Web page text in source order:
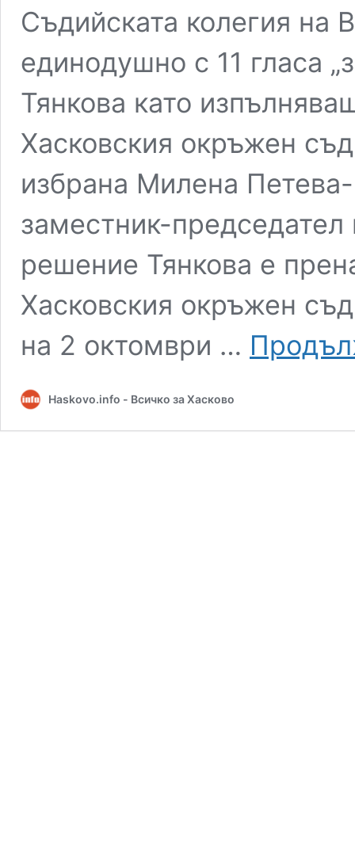
Съдийската колегия на
единодушно с 11 гласа
Тянкова като
Хасковския окръжен
избрана Милена
заместник-
решение Тянкова е
Хасковския окръжен
на 2 октомври …
Haskovo.info - Всичко за Хасково